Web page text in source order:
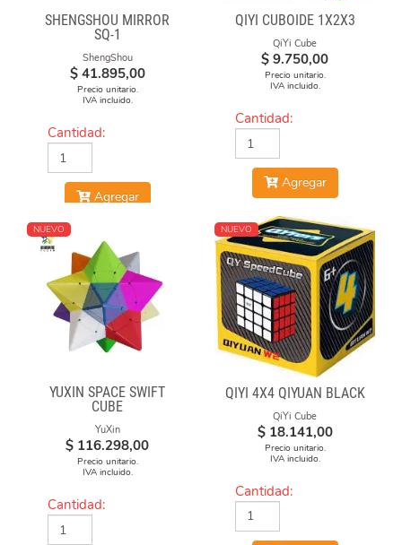
SHENGSHOU MIRROR
SQ-1
ShengShou
$ 41.895,00
Precio unitario.
IVA incluido.
Cantidad:
Agregar
QIYI CUBOIDE 1X2X3
QiYi Cube
$ 9.750,00
Precio unitario.
IVA incluido.
Cantidad:
Agregar
NUEVO
YUXIN SPACE SWIFT
CUBE
YuXin
$ 116.298,00
Precio unitario.
IVA incluido.
Cantidad:
NUEVO
QIYI 4X4 QIYUAN BLACK
QiYi Cube
$ 18.141,00
Precio unitario.
IVA incluido.
Cantidad: